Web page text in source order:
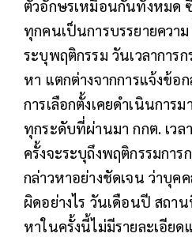
ตัวอักษรเหมือนกันทั้งหมด
ทุกคนเป็นการบรรยายความ
ระบุพฤติกรรม วันเวลาการ
หา แตกต่างจากการแจ้งข้อ
การเลือกตั้งเคยดำเนินการ
ทุกระดับที่ผ่านมา กกต. เวล
ครั้งจะระบุถึงพฤติกรรมกา
กล่าวหาอย่างชัดเจน ว่าบุค
ผิดอย่างไร วันเดือนปี สถา
หาในครั้งนี้ไม่มีรายละเอีย